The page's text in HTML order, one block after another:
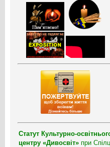
Статут Культурно-
центру «Дивосвіт» при